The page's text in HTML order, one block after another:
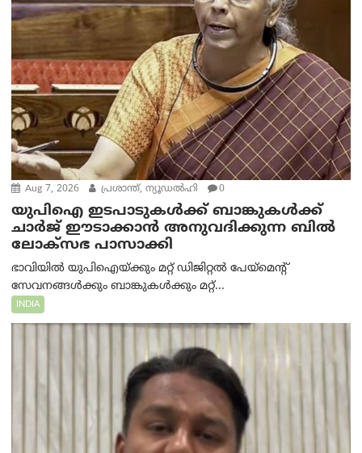
Aug 7, 2026 പ്രശാന്ത്, ന്യൂഡല്‍ഹി 0
യുപിഐ ഇടപാടുകൾക്ക് ബാങ്കുകൾക്ക്
ചാർജ് ഈടാക്കാൻ അനുവദിക്കുന്ന ബിൽ
ലോക്‌സഭ പാസാക്കി
ഭാവിയിൽ യുപിഐയ്ക്കും മറ്റ് ഡിജിറ്റൽ പേയ്‌മെന്റ്
സേവനങ്ങൾക്കും ബാങ്കുകൾക്കും മറ്റ്...
INDIA